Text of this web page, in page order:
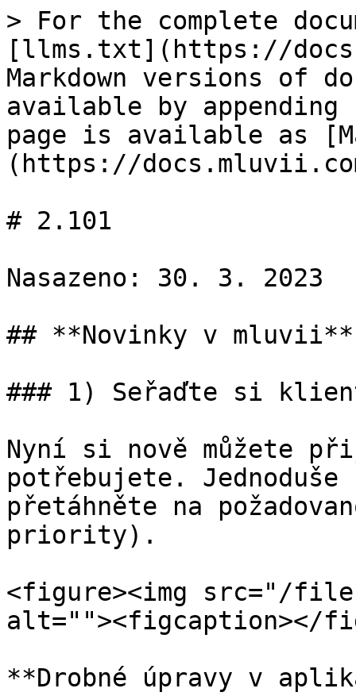
> For the complete
[llms.txt](https://
Markdown versions of
available by
page is available as
(https://
# 2.101
Nasazeno: 30. 3. 2023
## **Novinky v mluvii**
### 1) Seřaďte si
Nyní si nově můžete
potřebujete.
přetáhněte na
priority).
<figure><img src="/
alt=""><figcaption></
**Drobné úpravy v